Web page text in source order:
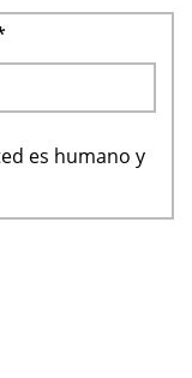
es humano y